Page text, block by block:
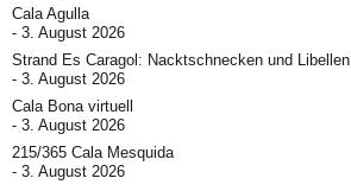
Cala Agulla
3. August 2026
Strand Es Caragol: Nacktschnecken und Libellen
3. August 2026
Cala Bona virtuell
3. August 2026
215/365 Cala Mesquida
3. August 2026